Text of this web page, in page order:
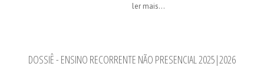
ler mais...
DOSSIÊ - ENSINO RECORRENTE NÃO PRESENCIAL 2025|2026